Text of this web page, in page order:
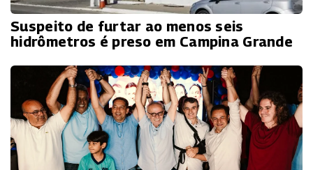
Suspeito de furtar ao menos seis
hidrômetros é preso em Campina Grande